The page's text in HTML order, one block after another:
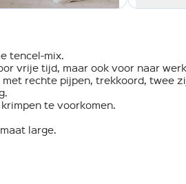
tencel-mix.
vrije tijd, maar ook voor naar
rechte pijpen, trekkoord, twee
te voorkomen.
large.